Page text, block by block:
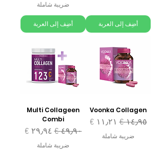
أضِف إلى العربة
ضريبة شاملة
أضِف إلى العربة
Voonka Collagen
سعر عادي‏١٤٫٩٥ € سعر البيع
ضريبة شاملة
Multi Collageen
Combi
سعر عادي‏٤٩٫٩٠ € سعر البيع
ضريبة شاملة